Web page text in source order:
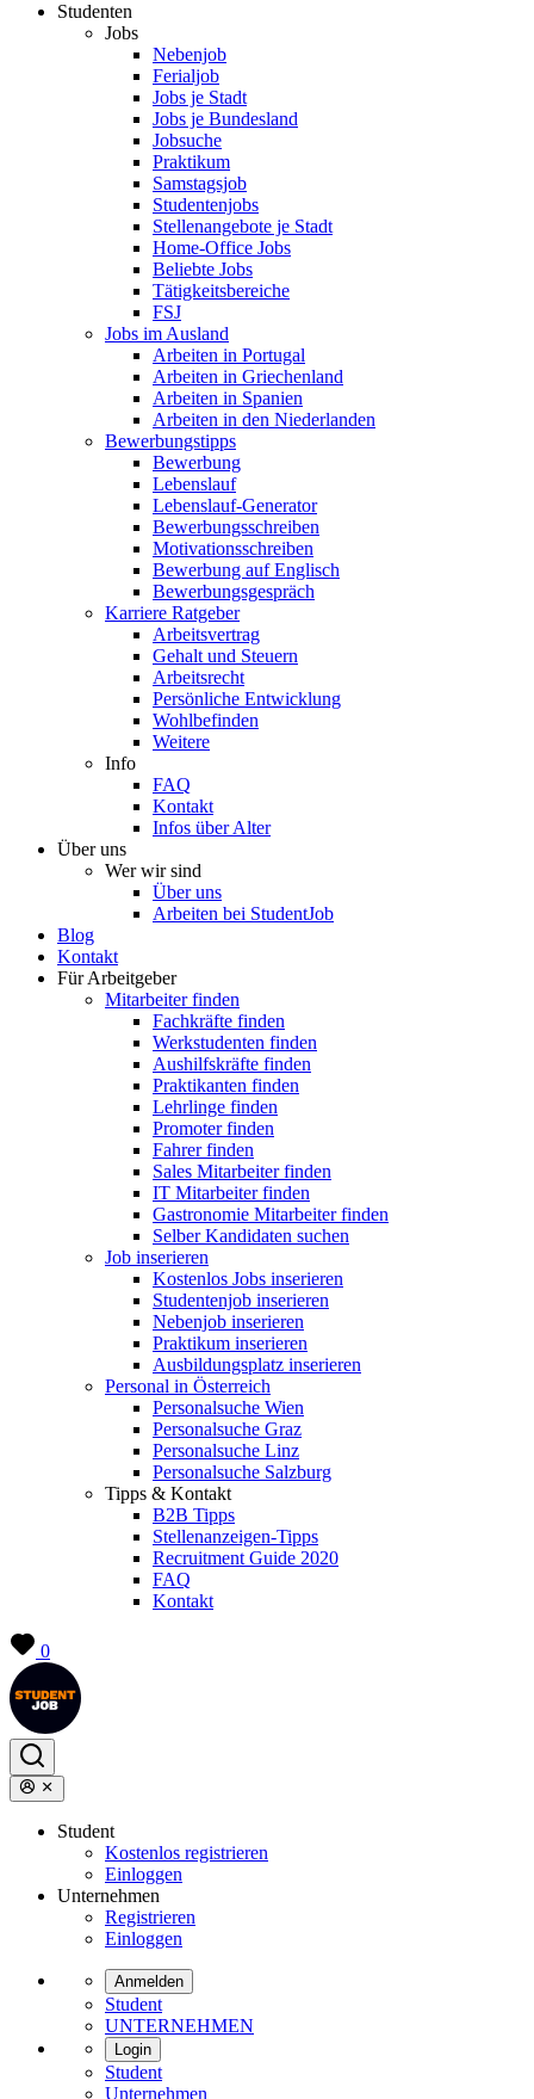
Studenten
Jobs
Nebenjob
Ferialjob
Jobs je Stadt
Jobs je Bundesland
Jobsuche
Praktikum
Samstagsjob
Studentenjobs
Stellenangebote je Stadt
Home-Office Jobs
Beliebte Jobs
Tätigkeitsbereiche
FSJ
Jobs im Ausland
Arbeiten in Portugal
Arbeiten in Griechenland
Arbeiten in Spanien
Arbeiten in den Niederlanden
Bewerbungstipps
Bewerbung
Lebenslauf
Lebenslauf-Generator
Bewerbungsschreiben
Motivationsschreiben
Bewerbung auf Englisch
Bewerbungsgespräch
Karriere Ratgeber
Arbeitsvertrag
Gehalt und Steuern
Arbeitsrecht
Persönliche Entwicklung
Wohlbefinden
Weitere
Info
FAQ
Kontakt
Infos über Alter
Über uns
Wer wir sind
Über uns
Arbeiten bei StudentJob
Blog
Kontakt
Für Arbeitgeber
Mitarbeiter finden
Fachkräfte finden
Werkstudenten finden
Aushilfskräfte finden
Praktikanten finden
Lehrlinge finden
Promoter finden
Fahrer finden
Sales Mitarbeiter finden
IT Mitarbeiter finden
Gastronomie Mitarbeiter finden
Selber Kandidaten suchen
Job inserieren
Kostenlos Jobs inserieren
Studentenjob inserieren
Nebenjob inserieren
Praktikum inserieren
Ausbildungsplatz inserieren
Personal in Österreich
Personalsuche Wien
Personalsuche Graz
Personalsuche Linz
Personalsuche Salzburg
Tipps & Kontakt
B2B Tipps
Stellenanzeigen-Tipps
Recruitment Guide 2020
FAQ
Kontakt
0
Student
Kostenlos registrieren
Einloggen
Unternehmen
Registrieren
Einloggen
Anmelden
Student
UNTERNEHMEN
Login
Student
Unternehmen